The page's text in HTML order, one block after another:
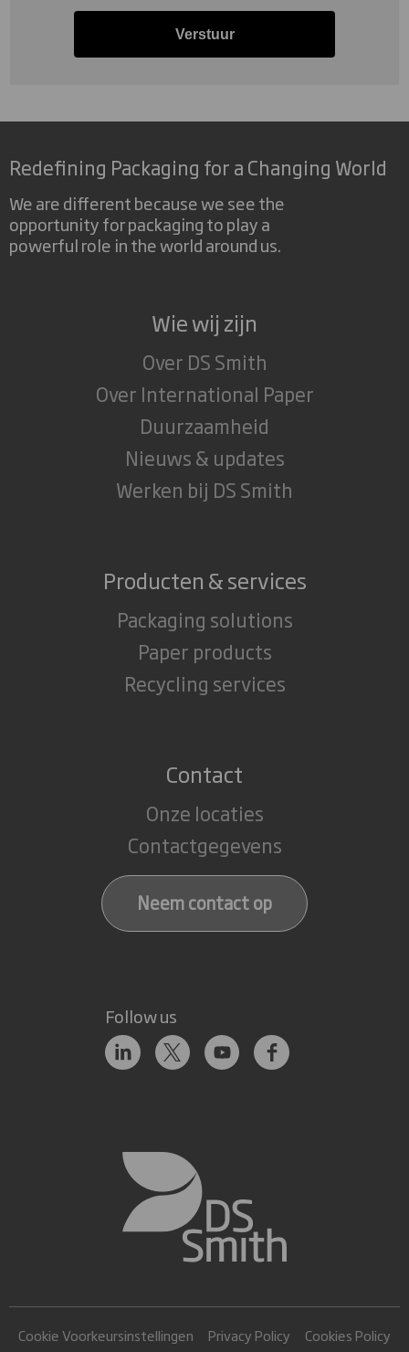
Verstuur
Redefining Packaging for a Changing World
We are different because we see the
opportunity for packaging to play a
powerful role in the world around us.
Wie wij zijn
Over DS Smith
Over International Paper
Duurzaamheid
Nieuws & updates
Werken bij DS Smith
Producten & services
Packaging solutions
Paper products
Recycling services
Contact
Onze locaties
Contactgegevens
Neem contact op
Follow us
Cookie Voorkeursinstellingen Privacy Policy
Cookies Policy